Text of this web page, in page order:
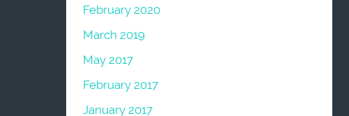
February 2020
March 2019
May 2017
February 2017
January 2017